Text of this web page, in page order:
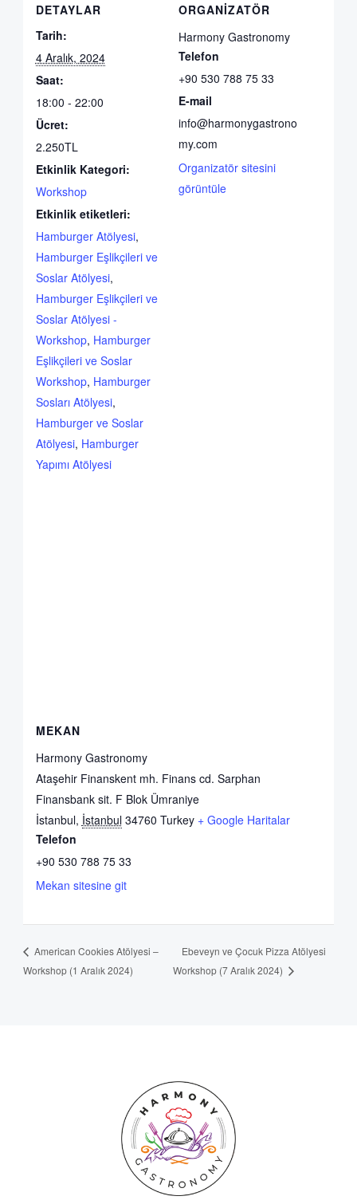
DETAYLAR
Tarih:
4 Aralık, 2024
Saat:
18:00 - 22:00
Ücret:
2.250TL
Etkinlik Kategori:
Workshop
Etkinlik etiketleri:
Hamburger Atölyesi,
Hamburger Eşlikçileri ve
Soslar Atölyesi,
Hamburger Eşlikçileri ve
Soslar Atölyesi -
Workshop, Hamburger
Eşlikçileri ve Soslar
Workshop, Hamburger
Sosları Atölyesi,
Hamburger ve Soslar
Atölyesi, Hamburger
Yapımı Atölyesi
ORGANIZATÖR
Harmony Gastronomy
Telefon
+90 530 788 75 33
E-mail
info@harmonygastrono
my.com
Organizatör sitesini
görüntüle
MEKAN
Harmony Gastronomy
Ataşehir Finanskent mh. Finans cd. Sarphan
Finansbank sit. F Blok Ümraniye
İstanbul, İstanbul 34760 Turkey + Google Haritalar
Telefon
+90 530 788 75 33
Mekan sitesine git
American Cookies Atölyesi –
Workshop (1 Aralık 2024)
Ebeveyn ve Çocuk Pizza Atölyesi
Workshop (7 Aralık 2024)